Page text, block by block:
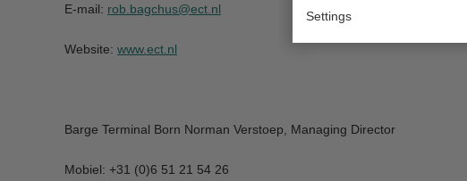
Settings
E-mail: rob.bagchus@ect.nl
Website: www.ect.nl
Barge Terminal Born Norman Verstoep, Managing Director
Mobiel: +31 (0)6 51 21 54 26